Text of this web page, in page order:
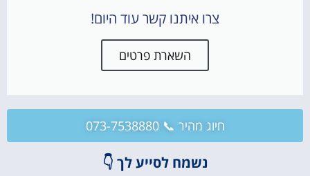
צרו איתנו קשר עוד היום!
השארת פרטים
חיוג מהיר 📞 073-7538880
נשמח לסייע לך 👇